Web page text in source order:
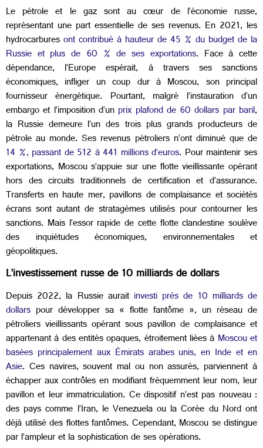
Le pétrole et le gaz sont au cœur de l’économie russe,
représentant une part essentielle de ses revenus. En 2021, les
hydrocarburesont contribué à hauteur de 45 % du budget de la
Russie et plus de 60 % de ses exportations. Face à cette
dépendance, l’Europe espérait, à travers ses sanctions
économiques, infliger un coup dur à Moscou, son principal
fournisseur énergétique. Pourtant, malgré l’instauration d’un
embargo et l’imposition d’un prix plafond de 60 dollars par baril,
la Russie demeure l’un des trois plus grands producteurs de
pétrole au monde. Ses revenus pétroliers n’ont diminué que de
14 %, passant de 512 à 441 millions d’euros. Pour maintenir ses
exportations, Moscou s’appuie sur une flotte vieillissante opérant
hors des circuits traditionnels de certification et d’assurance.
Transferts en haute mer, pavillons de complaisance et sociétés
écrans sont autant de stratagèmes utilisés pour contourner les
sanctions. Mais l’essor rapide de cette flotte clandestine soulève
des inquiétudes économiques, environnementales et
géopolitiques.
L’investissement russe de 10 milliards de dollars
Depuis 2022, la Russie aurait investi près de 10 milliards de
dollars pour développer sa « flotte fantôme », un réseau de
pétroliers vieillissants opérant sous pavillon de complaisance et
appartenant à des entités opaques, étroitement liées à Moscou et
basées principalement aux Émirats arabes unis, en Inde et en
Asie. Ces navires, souvent mal ou non assurés, parviennent à
échapper aux contrôles en modifiant fréquemment leur nom, leur
pavillon et leur immatriculation. Ce dispositif n’est pas nouveau :
des pays comme l’Iran, le Venezuela ou la Corée du Nord ont
déjà utilisé des flottes fantômes. Cependant, Moscou se distingue
par l’ampleur et la sophistication de ses opérations.